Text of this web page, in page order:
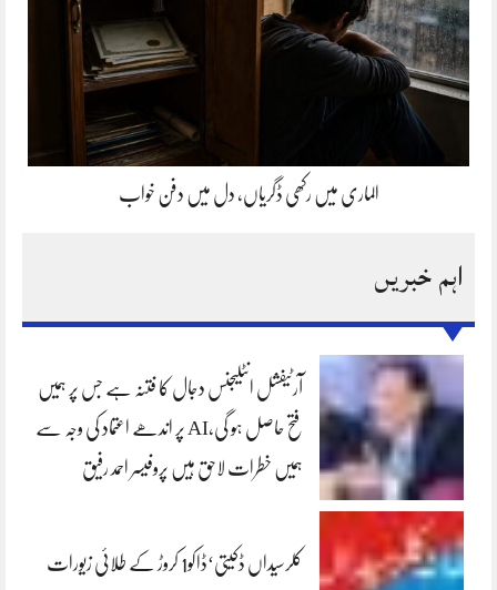
الماری میں رکھی ڈگریاں، دل میں دفن خواب
اہم خبریں
آرٹیفشل انٹلیجنس دجال کا فتنہ ہے جس پر ہمیں
فتح حاصل ہو گی،AI پر اندھے اعتماد کی وجہ سے
ہمیں خطرات لاحق ہیں پروفیسر احمد رفیق
کلرسیداں ڈکیتی‘ڈاکو1 کروڑ کے طلائی زیورات